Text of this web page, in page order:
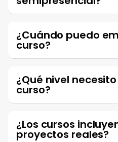
¿Cuándo puedo
curso?
¿Qué nivel
curso?
¿Los cursos
proyectos reales?